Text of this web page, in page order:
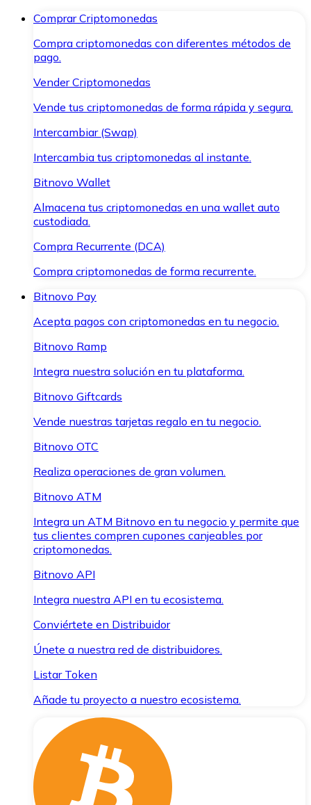
Comprar Criptomonedas
Compra criptomonedas con diferentes métodos de
pago.
Vender Criptomonedas
Vende tus criptomonedas de forma rápida y segura.
Intercambiar (Swap)
Intercambia tus criptomonedas al instante.
Bitnovo Wallet
Almacena tus criptomonedas en una wallet auto
custodiada.
Compra Recurrente (DCA)
Compra criptomonedas de forma recurrente.
Bitnovo Pay
Acepta pagos con criptomonedas en tu negocio.
Bitnovo Ramp
Integra nuestra solución en tu plataforma.
Bitnovo Giftcards
Vende nuestras tarjetas regalo en tu negocio.
Bitnovo OTC
Realiza operaciones de gran volumen.
Bitnovo ATM
Integra un ATM Bitnovo en tu negocio y permite que
tus clientes compren cupones canjeables por
criptomonedas.
Bitnovo API
Integra nuestra API en tu ecosistema.
Conviértete en Distribuidor
Únete a nuestra red de distribuidores.
Listar Token
Añade tu proyecto a nuestro ecosistema.